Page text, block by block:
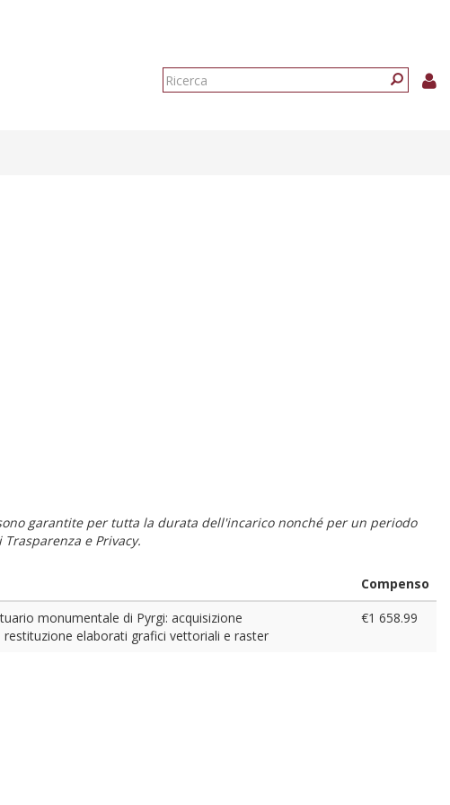
Form
garantite per tutta la durata dell'incarico nonché per un periodo
e Privacy.
Compenso
monumentale di Pyrgi: acquisizione
elaborati grafici vettoriali e raster
€1 658.99